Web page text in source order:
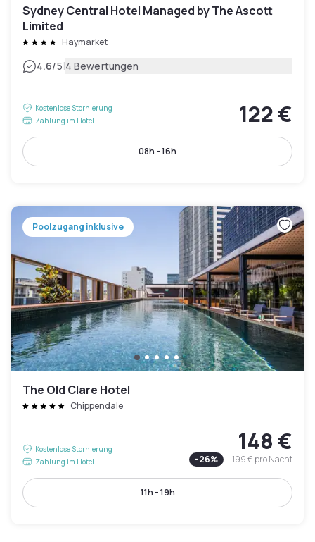
Sydney Central Hotel Managed by The Ascott
Limited
Haymarket
4.6/5|4 Bewertungen
Kostenlose Stornierung
Zahlung im Hotel
122 €
08h - 16h
Poolzugang inklusive
The Old Clare Hotel
Chippendale
Kostenlose Stornierung
Zahlung im Hotel
148 €
-26% 199 €pro Nacht
11h - 19h